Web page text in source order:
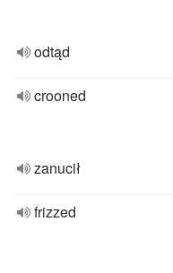
odtąd
crooned
zanucił
frizzed